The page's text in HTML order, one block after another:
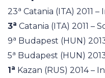
23a Catania (ITA) 2011
3a Catania (ITA) 2011 –
9a Budapest (HUN)
5a Budapest (HUN)
1a Kazan (RUS) 2014 –